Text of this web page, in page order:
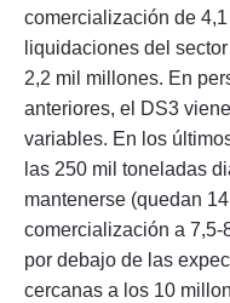
comercialización de
liquidaciones del
2,2 mil millones. En
anteriores, el DS3
variables. En los
las 250 mil toneladas
mantenerse (quedan
comercialización a 7,5-
por debajo de las
cercanas a los 10